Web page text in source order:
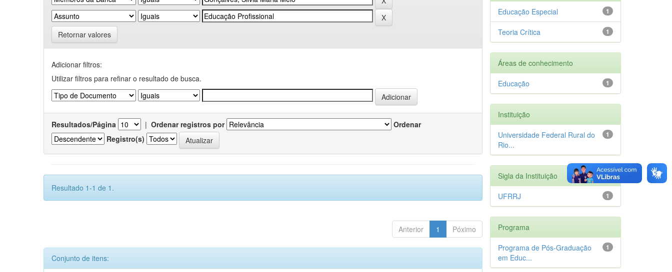
Retornar valores
Adicionar filtros:
Utilizar filtros para refinar o resultado de busca.
Resultados/Página | Ordenar registros por
Ordenar
Registro(s)
Resultado 1-1 de 1.
Anterior 1 Póximo
Conjunto de itens:
1
Educação Especial
1
Teoria Crítica
Áreas de conhecimento
1
Educação
Instituição
1
Universidade Federal Rural do
Rio...
Sigla da Instituição
1
UFRRJ
Programa
1
Programa de Pós-Graduação
em Educ...